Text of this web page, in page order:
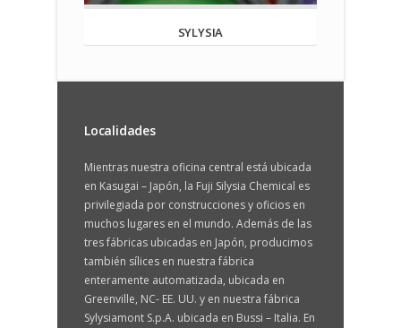
SYLYSIA
Localidades
Mientras nuestra oficina central está ubicada
en Kasugai – Japón, la Fuji Silysia Chemical es
privilegiada por construcciones y oficios en
muchos lugares en el mundo. Además de las
tres fábricas ubicadas en Japón, producimos
también sílices en nuestra fábrica
enteramente automatizada, ubicada en
Greenville, NC- EE. UU. y en nuestra fábrica
Sylysiamont S.p.A. ubicada en Bussi – Italia. En